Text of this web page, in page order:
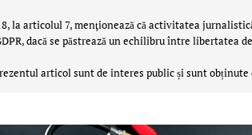
la articolul 7, menţionează că activitatea
dacă se păstrează un echilibru între libertatea
articol sunt de interes public și sunt obținute